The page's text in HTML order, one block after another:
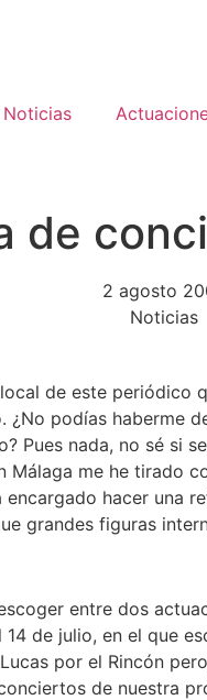
Noticias
de
2 agosto
Noticias
de este periódico
podías haberme
Pues nada, no sé si
me he tirado
hacer una
grandes figuras
entre dos
de julio, en el que
por el Rincón
de nuestra